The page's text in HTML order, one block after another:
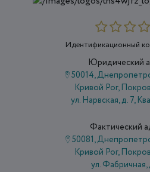
Идентификационный
Юридический
50014,
Кривой Рог,
ул. Нарвская, д. 7,
Фактический
50081,
Кривой Рог,
ул. Фабричная,